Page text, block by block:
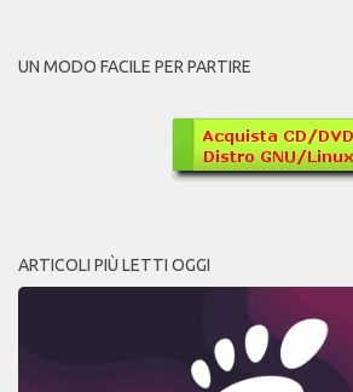
UN MODO FACILE PER PARTIRE
ARTICOLI PIÙ LETTI OGGI